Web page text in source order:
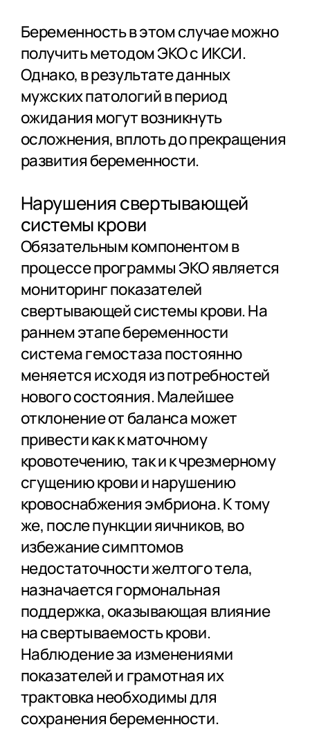
Беременность в этом случае можно
получить методом ЭКО с ИКСИ.
Однако, в результате данных
мужских патологий в период
ожидания могут возникнуть
осложнения, вплоть до прекращения
развития беременности.
Нарушения свертывающей
системы крови
Обязательным компонентом в
процессе программы ЭКО является
мониторинг показателей
свертывающей системы крови. На
раннем этапе беременности
система гемостаза постоянно
меняется исходя из потребностей
нового состояния. Малейшее
отклонение от баланса может
привести как к маточному
кровотечению, так и к чрезмерному
сгущению крови и нарушению
кровоснабжения эмбриона. К тому
же, после пункции яичников, во
избежание симптомов
недостаточности желтого тела,
назначается гормональная
поддержка, оказывающая влияние
на свертываемость крови.
Наблюдение за изменениями
показателей и грамотная их
трактовка необходимы для
сохранения беременности.